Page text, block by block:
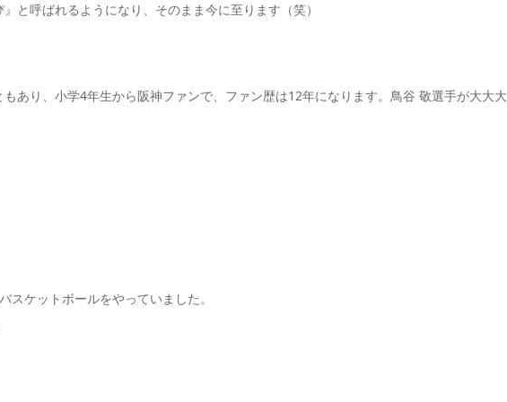
と呼ばれるようになり、そのまま今に至ります（笑）
あり、小学4年生から阪神ファンで、ファン歴は12年になります。鳥谷 敬選手が大大大
ケットボールをやっていました。